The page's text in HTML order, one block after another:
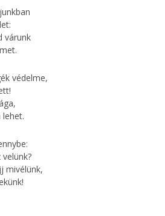
várunk
védelme,
lehet.
mivélünk,